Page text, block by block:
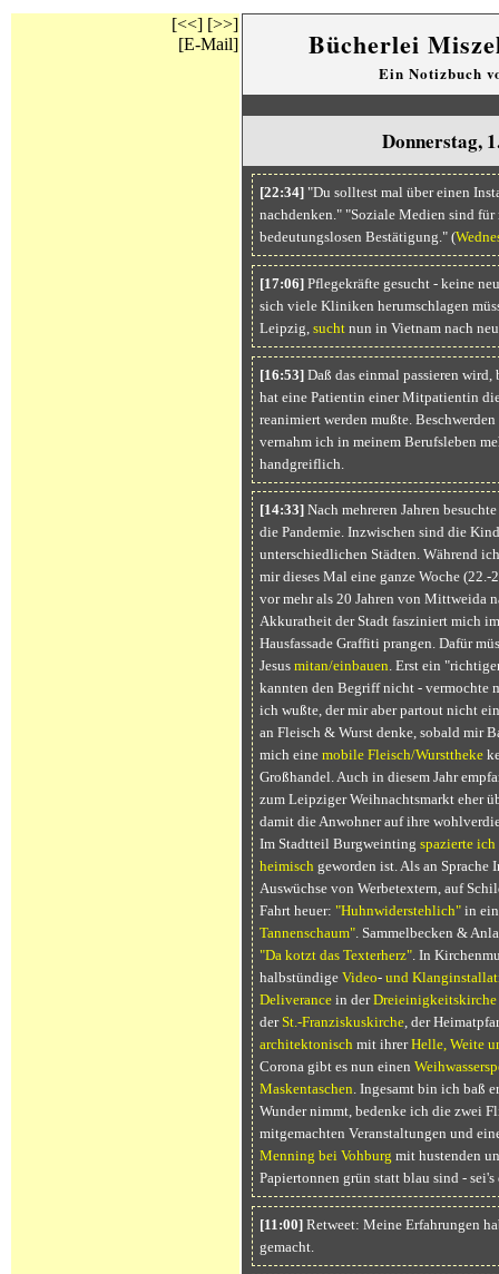
[<<] [>>]
[E-Mail]
Bücherlei
Ein Notizbuch
Donnerstag,
[22:34]"Du solltest mal über einen
nachdenken." "Soziale Medien sind für
bedeutungslosen Bestätigung." (
[17:06]Pflegekräfte gesucht - keine
sich viele Kliniken herumschlagen
Leipzig, suchtnun in Vietnam nach
[16:53]Daß das einmal passieren
hat eine Patientin einer Mitpatientin
reanimiert werden mußte.
vernahm ich in meinem Berufsleben
handgreiflich.
[14:33]Nach mehreren Jahren
die Pandemie. Inzwischen sind die
unterschiedlichen Städten. Während
mir dieses Mal eine ganze Woche (22.-
vor mehr als 20 Jahren von Mittweida
Akkuratheit der Stadt fasziniert mich
Hausfassade Graffiti prangen. Dafür
Jesus mitan/einbauen. Erst ein
kannten den Begriff nicht - vermochte
ich wußte, der mir aber partout nicht
an Fleisch & Wurst denke, sobald mir
mich eine mobile Fleisch/Wursttheke
Großhandel. Auch in diesem Jahr
zum Leipziger Weihnachtsmarkt eher
damit die Anwohner auf ihre
Im Stadtteil Burgweinting spazierte ich
heimisch geworden ist. Als an Sprache
Auswüchse von Werbetextern, auf
Fahrt heuer: "Huhnwiderstehlich"in
Tannenschaum". Sammelbecken &
"Da kotzt das Texterherz". In
halbstündige Video- und
Deliverancein derDreieinigkeitskirche
der St.-Franziskuskirche, der
architektonisch mit ihrerHelle, Weite
Corona gibt es nun einen
Maskentaschen. Ingesamt bin ich baß
Wunder nimmt, bedenke ich die zwei
mitgemachten Veranstaltungen und
Menning bei Vohburg mit hustenden
Papiertonnen grün statt blau sind - sei's
[11:00]Retweet: Meine Erfahrungen
gemacht.